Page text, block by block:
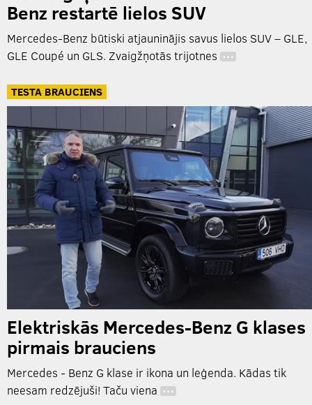
Benz restartē lielos SUV
Mercedes-Benz būtiski atjauninājis savus lielos SUV – GLE,
GLE Coupé un GLS. Zvaigžņotās trijotnes …
TESTA BRAUCIENS
Elektriskās Mercedes-Benz G klases
pirmais brauciens
Mercedes - Benz G klase ir ikona un leģenda. Kādas tik
neesam redzējuši! Taču viena …